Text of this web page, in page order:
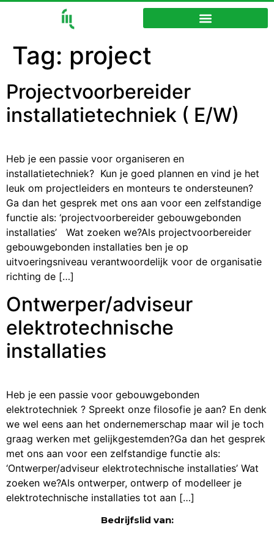
Tag: project
Projectvoorbereider
installatietechniek ( E/W)
Heb je een passie voor organiseren en
installatietechniek? Kun je goed plannen en vind je het
leuk om projectleiders en monteurs te ondersteunen?
Ga dan het gesprek met ons aan voor een zelfstandige
functie als: ‘projectvoorbereider gebouwgebonden
installaties’ Wat zoeken we?Als projectvoorbereider
gebouwgebonden installaties ben je op
uitvoeringsniveau verantwoordelijk voor de organisatie
richting de […]
Ontwerper/adviseur
elektrotechnische
installaties
Heb je een passie voor gebouwgebonden
elektrotechniek ? Spreekt onze filosofie je aan? En denk
we wel eens aan het ondernemerschap maar wil je toch
graag werken met gelijkgestemden?Ga dan het gesprek
met ons aan voor een zelfstandige functie als:
‘Ontwerper/adviseur elektrotechnische installaties’ Wat
zoeken we?Als ontwerper, ontwerp of modelleer je
elektrotechnische installaties tot aan […]
Bedrijfslid van: